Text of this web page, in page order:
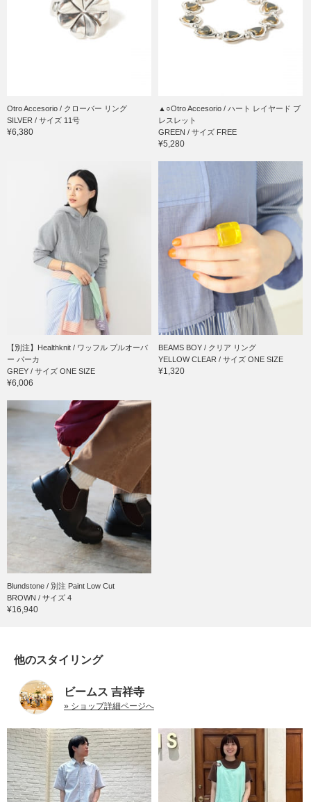
Otro Accesorio / クローバー リング
SILVER / サイズ 11号
¥6,380
▲○Otro Accesorio / ハート レイヤード ブ
レスレット
GREEN / サイズ FREE
¥5,280
【別注】Healthknit / ワッフル プルオーバ
ー パーカ
GREY / サイズ ONE SIZE
¥6,006
BEAMS BOY / クリア リング
YELLOW CLEAR / サイズ ONE SIZE
¥1,320
Blundstone / 別注 Paint Low Cut
BROWN / サイズ 4
¥16,940
他のスタイリング
ビームス 吉祥寺
» ショップ詳細ページへ